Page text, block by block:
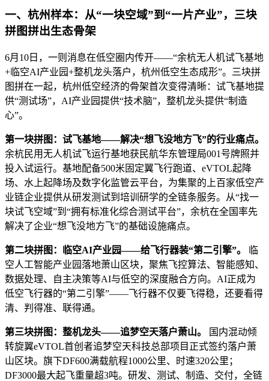
一、杭州样本：从“一块空域”到“一片产业”，三块
拼图拼出生态骨架
6月10日，一则消息在低空圈内传开——“余杭无人机试飞基地
+临空AI产业园+整机龙头落户，杭州低空生态成形”。三块拼
图拼在一起，杭州低空经济的骨架首次变得清晰：试飞基地提
供“测试场”，AI产业园提供“技术脑”，整机龙头提供“制造
心”。
第一块拼图：试飞基地——解决“想飞没地方飞”的行业痛点。
余杭民用无人机试飞运行基地获民航华东管理局001号牌照并
投入试运行。基地配备500米固定翼飞行跑道、eVTOL起降
场、水上起降场及数字化监管云平台，为集聚的上百家低空产
业链企业提供从研发测试到培训研学的全链条服务。从“找一
块试飞空域”到“拥有标准化综合测试平台”，余杭在全国率先
解决了企业“想飞没地方飞”的基础设施痛点。
第二块拼图：临空AI产业园——给飞行器装“第二引擎”。
临
空人工智能产业园落地萧山区块，聚焦飞控算法、智能感知、
数据处理、自主决策等AI与低空的深度融合方向。AI正成为
低空飞行器的“第二引擎”——飞行器不仅要飞得稳，还要看得
清、判得准、联得通。
第三块拼图：整机龙头——追梦空天落户萧山。
国内混动倾
转旋翼eVTOL首创者追梦空天科技总部项目正式签约落户萧
山区块。旗下DF600满载航程1000公里、时速320公里；
DF3000最大起飞重量超3吨。研发、测试、制造、交付，全链